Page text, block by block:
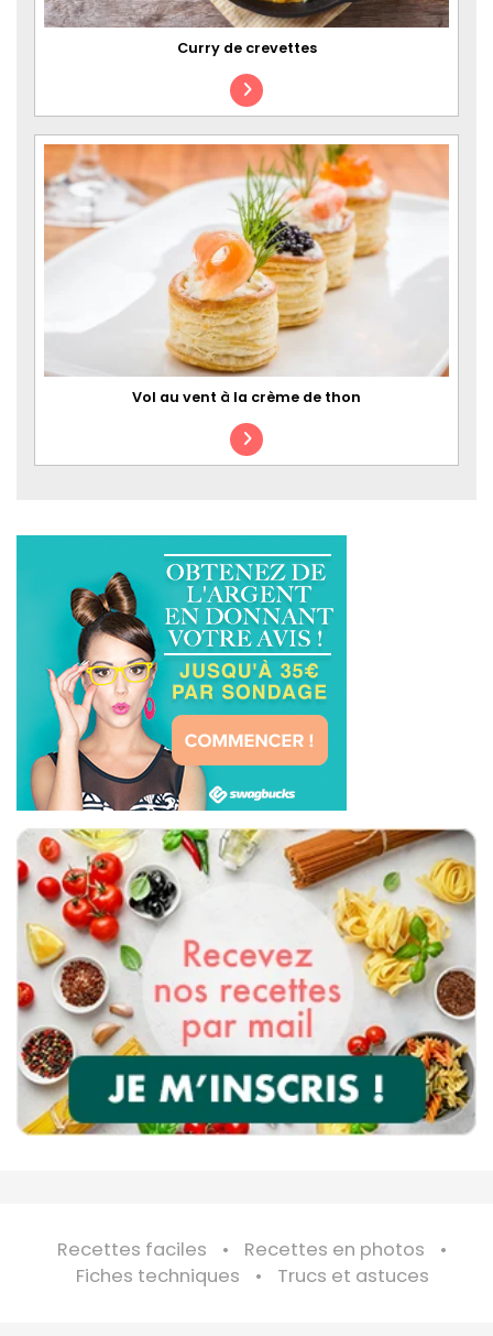
Curry de crevettes
Vol au vent à la crème de thon
Recettes faciles
Recettes en photos
Fiches techniques
Trucs et astuces